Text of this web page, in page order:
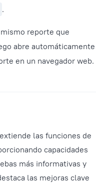
.
reporte que
abre automáticamente
en un navegador web.
las funciones de
capacidades
más informativas y
las mejoras clave